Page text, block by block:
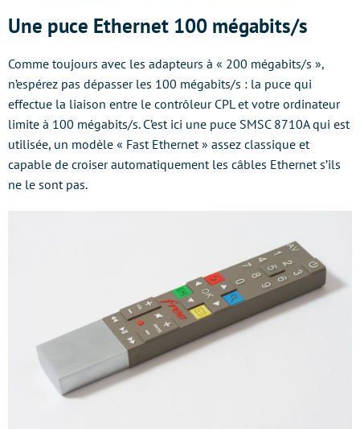
Une puce Ethernet 100 mégabits/s
Comme toujours avec les adapteurs à « 200 mégabits/s »,
n’espérez pas dépasser les 100 mégabits/s : la puce qui
effectue la liaison entre le contrôleur CPL et votre ordinateur
limite à 100 mégabits/s. C’est ici une puce SMSC 8710A qui est
utilisée, un modèle « Fast Ethernet » assez classique et
capable de croiser automatiquement les câbles Ethernet s’ils
ne le sont pas.